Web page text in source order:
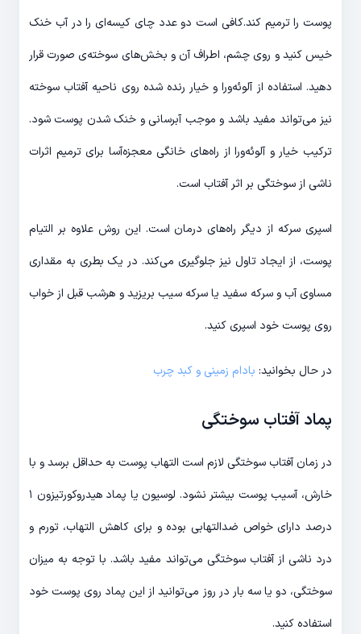
پوست را ترمیم کند.کافی است دو عدد چای کیسه‌ای را در آب خنک
خیس کنید و روی چشم، اطراف آن و بخش‌های سوخته‌ی صورت قرار
دهید. استفاده از آلوئه‌ورا و خیار رنده شده روی ناحیه آفتاب سوخته
نیز می‌تواند مفید باشد و موجب آبرسانی و خنک شدن پوست ‌شود.
ترکیب خیار و آلوئه‌ورا از راه‌های خانگی معجزه‌آسا برای ترمیم اثرات
ناشی از سوختگی بر اثر آفتاب است.
اسپری سرکه از دیگر راه‌های درمان است. این روش علاوه‌ بر التیام
پوست، از ایجاد تاول نیز جلوگیری می‌کند. در یک بطری به مقداری
مساوی آب و سرکه سفید یا سرکه سیب بریزید و هرشب قبل از خواب
روی پوست خود اسپری کنید.
در حال بخوانید: بادام زمینی و کبد چرب
پماد آفتاب سوختگی
در زمان آفتاب سوختگی لازم است التهاب پوست به حداقل برسد و با
خارش، آسیب پوست بیشتر نشود. لوسیون یا پماد هیدروکورتیزون ۱
درصد دارای خواص ضدالتهابی بوده و برای کاهش التهاب، تورم و
درد ناشی از آفتاب سوختگی می‌تواند مفید باشد. با توجه به میزان
سوختگی، دو یا سه بار در روز می‌توانید از این پماد روی پوست خود
استفاده کنید.